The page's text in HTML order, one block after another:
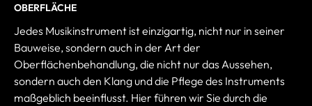
OBERFLÄCHE
Jedes Musikinstrument ist einzigartig, nicht nur in seiner
Bauweise, sondern auch in der Art der
Oberflächenbehandlung, die nicht nur das Aussehen,
sondern auch den Klang und die Pflege des Instruments
maßgeblich beeinflusst. Hier führen wir Sie durch die